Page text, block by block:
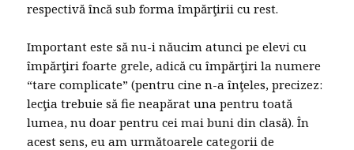
respectivă încă sub forma împărţirii cu rest.
Important este să nu-i năucim atunci pe elevi cu
împărţiri foarte grele, adică cu împărţiri la numere
“tare complicate” (pentru cine n-a înţeles, precizez:
lecţia trebuie să fie neapărat una pentru toată
lumea, nu doar pentru cei mai buni din clasă). În
acest sens, eu am următoarele categorii de